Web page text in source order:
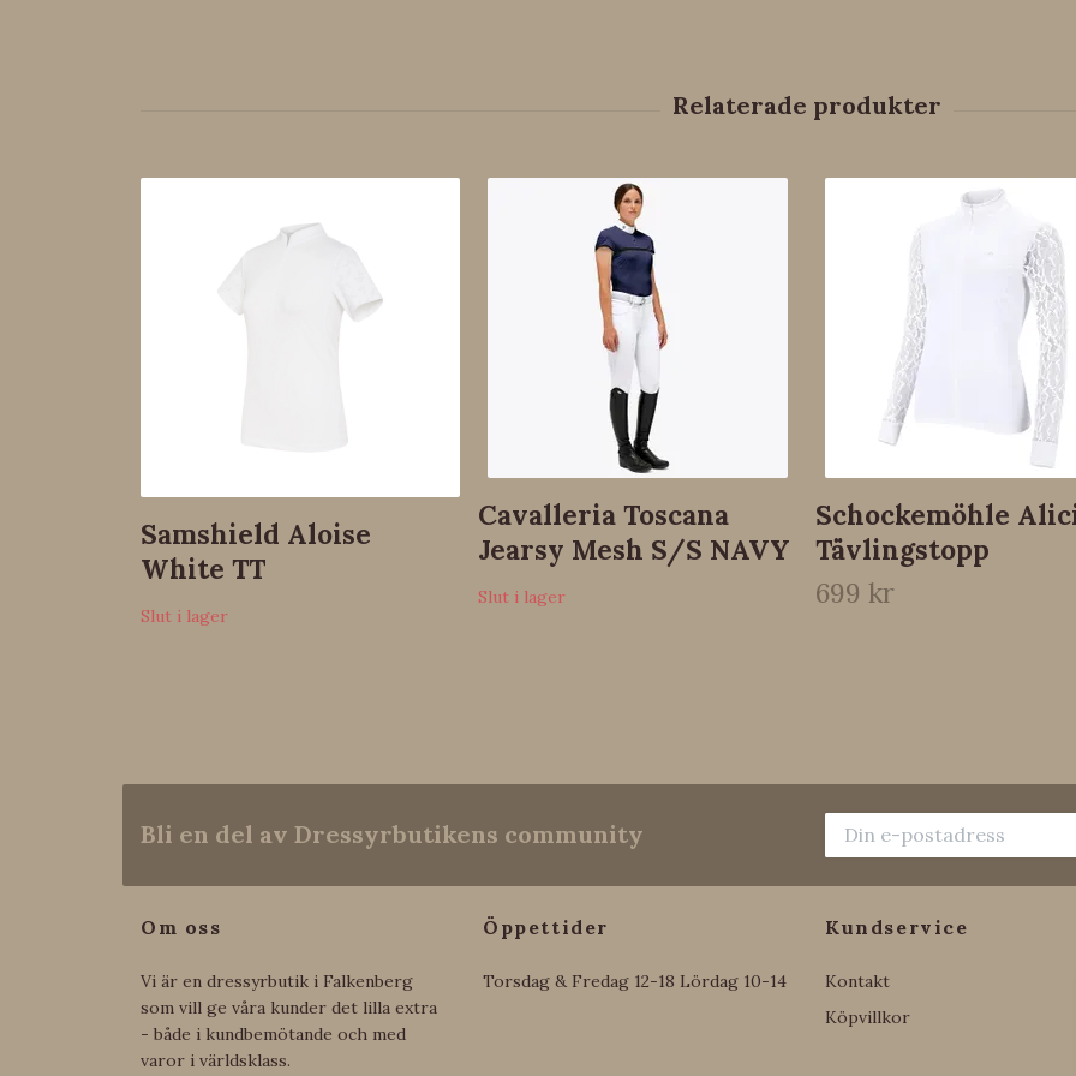
Samshield Aloise
White TT
Slut i lager
Cavalleria Toscana
Jearsy Mesh S/S NAVY
Slut i lager
Schockemöhle
Tävlingstopp
699 kr
Bli en del av Dressyrbutikens community
Om oss
Vi är en dressyrbutik i Falkenberg
som vill ge våra kunder det lilla extra
- både i kundbemötande och med
varor i världsklass.
Öppettider
Torsdag & Fredag 12-18 Lördag 10-14
Kundservice
Kontakt
Köpvillkor